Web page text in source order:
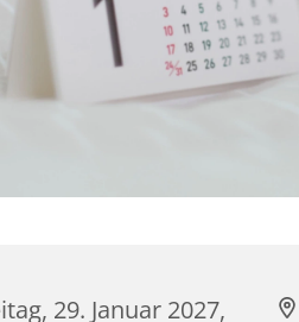
29. Januar 2027,